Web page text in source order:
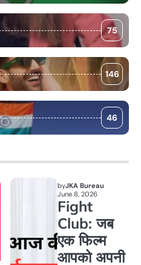
75
146
46
byJKA Bureau
June 8, 2026
Fight
Club: जब
एक फिल्म
आपको अपनी